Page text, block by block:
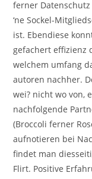
ferner
‘ne Sockel-
ist. Ebendiese
gefachert effizienz
welchem umfang
autoren nachher.
wei? nicht wo von,
nachfolgende
(Broccoli ferner
aufnotieren bei
findet man
Flirt. Positive